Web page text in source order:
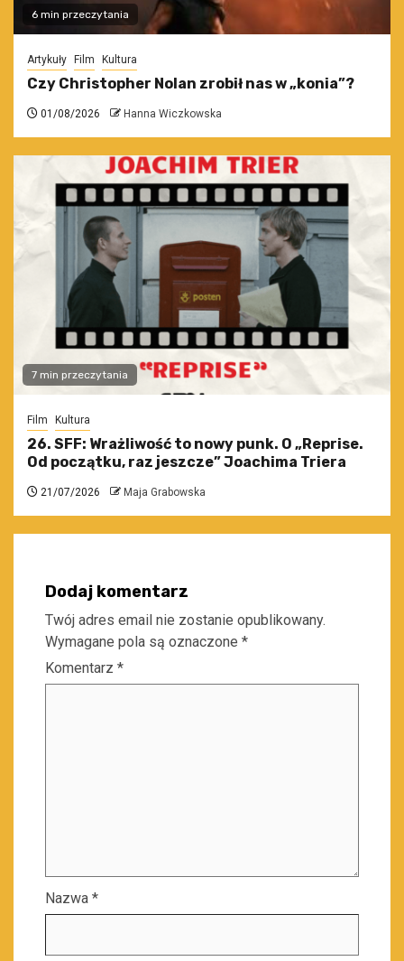
6 min przeczytania
Artykuły Film Kultura
Czy Christopher Nolan zrobił nas w „konia”?
01/08/2026 Hanna Wiczkowska
7 min przeczytania
Film Kultura
26. SFF: Wrażliwość to nowy punk. O „Reprise.
Od początku, raz jeszcze” Joachima Triera
21/07/2026 Maja Grabowska
Dodaj komentarz
Twój adres email nie zostanie opublikowany.
Wymagane pola są oznaczone *
Komentarz *
Nazwa *